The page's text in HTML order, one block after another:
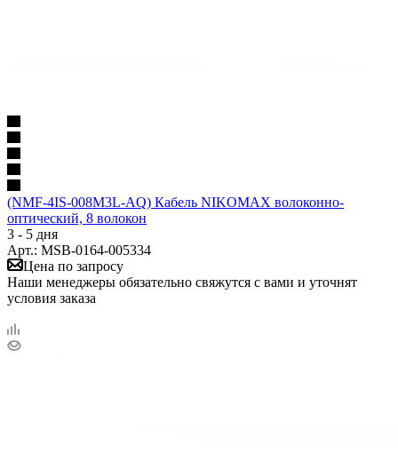
(NMF-4IS-008M3L-AQ) Кабель NIKOMAX волоконно-
оптический, 8 волокон
3 - 5 дня
Арт.: MSB-0164-005334
Цена по запросу
Наши менеджеры обязательно свяжутся с вами и уточнят
условия заказа